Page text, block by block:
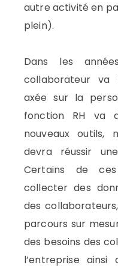
autre activité en
plein).
Dans les
collaborateur va
axée sur la
fonction RH va
nouveaux outils,
devra réussir
Certains de
collecter des
des
parcours sur
des besoins des
l’entreprise ainsi